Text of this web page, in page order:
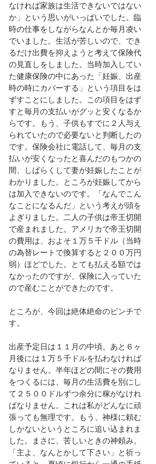
なければ家族は生活できないではない
か」という思いがいっぱいでした。臨
時の仕事をしながらなんとか毎月凌い
でいました。生活が苦しいので、でき
るだけ出費を抑えようと考えて保険代
の見直しをしました。当時加入してい
た健康保険の中にあった「妊娠、出産
時の時にカバーする」という項目をは
ずすことにしました。この項目をはず
すと毎月の支払いがグッと安くなるか
らです。もう、子供もすでに２人与え
られていたので必要ないと判断したの
です。保険会社に電話して、毎月の支
払いが安くなったと喜んだのもつかの
間、しばらくして妻が妊娠したことが
わかりました。ところが妊娠してから
は加入できないのです。「なんでこん
なことになるんだ」という考えが頭を
よぎりました。二人の子供は帝王切開
で産まれました。アメリカで帝王切開
の費用は、およそ１万５千ドル（当時
の為替レートで換算すると２００万円
弱）ほどでした。とても払える額では
なかったのですが、保険に入っていた
ので産むことができたのです。
ところが、今回は絶体絶命のピンチで
す。
出産予定日は１１月の中頃。あと６ヶ
月後には１万５千ドルを払わなければ
なりません。半年ほどの間にその費用
をつくるには、毎月の生活費を別にし
て２５００ドルずつ余分に稼がなけれ
ばなりません。これは私がどんなに頑
張っても無理です。もう、神様に頼む
しかないというところに追い込まれま
した。まさに、苦しいときの神頼み。
「主よ、なんとかして下さい」と祈っ